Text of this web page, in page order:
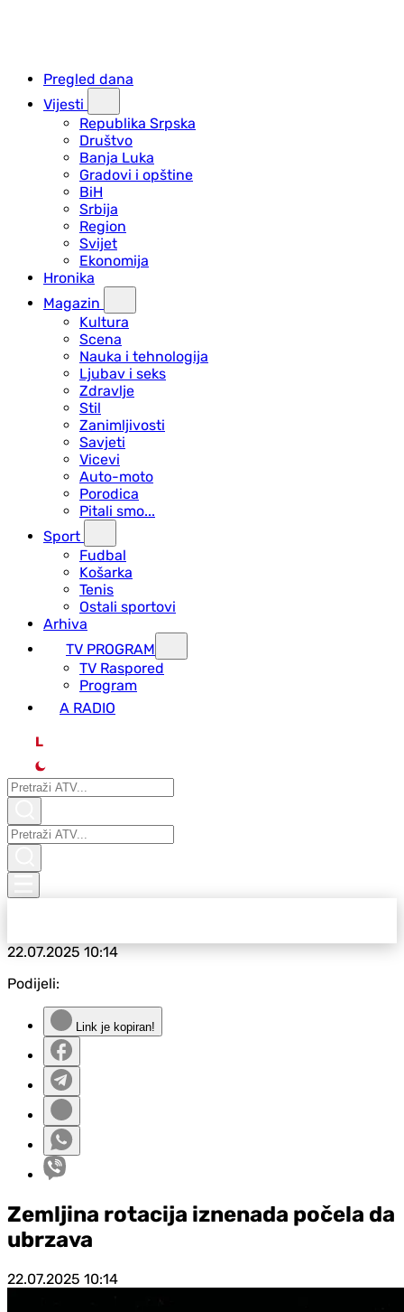
Pregled dana
Vijesti
Republika Srpska
Društvo
Banja Luka
Gradovi i opštine
BiH
Srbija
Region
Svijet
Ekonomija
Hronika
Magazin
Kultura
Scena
Nauka i tehnologija
Ljubav i seks
Zdravlje
Stil
Zanimljivosti
Savjeti
Vicevi
Auto-moto
Porodica
Pitali smo...
Sport
Fudbal
Košarka
Tenis
Ostali sportovi
Arhiva
TV PROGRAM
ТV Raspored
Program
A RADIO
L
22.07.202510:14
Podijeli:
Link je kopiran!
Zemljina rotacija iznenada počela da
ubrzava
22.07.2025 10:14